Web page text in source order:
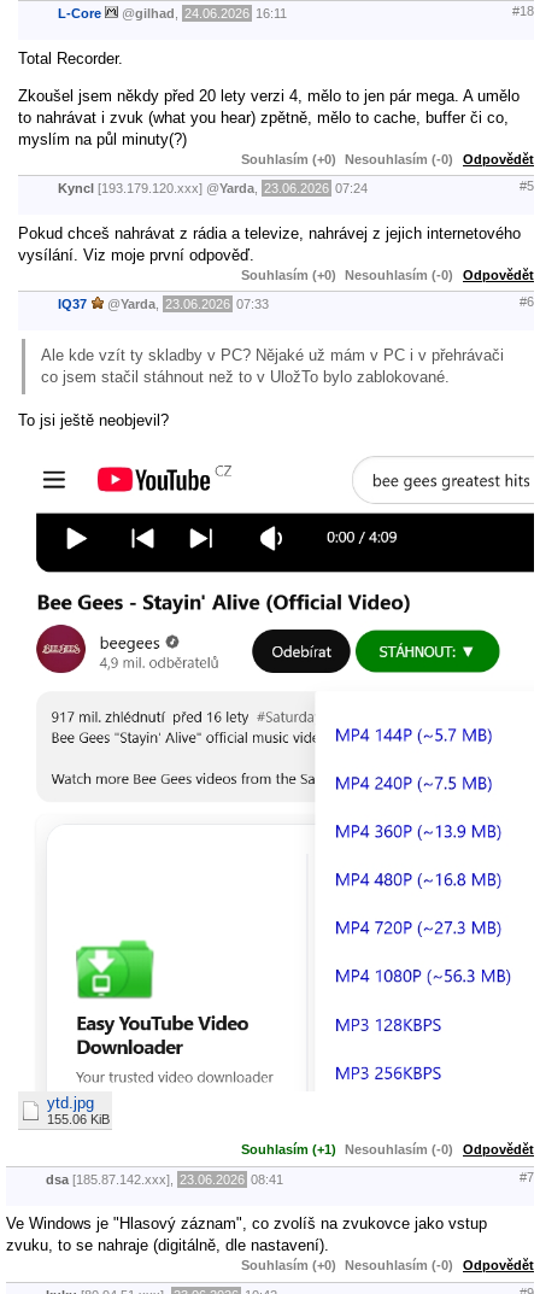
L-Core @gilhad 24.06.2026 16:11 #18
Total Recorder.
Zkoušel jsem někdy před 20 lety verzi 4, mělo to jen pár mega. A umělo
to nahrávat i zvuk (what you hear) zpětně, mělo to cache, buffer či co,
myslím na půl minuty(?)
Souhlasím (+0) Nesouhlasím (-0) Odpovědět
Kyncl [193.179.120.xxx] @Yarda 23.06.2026 07:24 #5
Pokud chceš nahrávat z rádia a televize, nahrávej z jejich internetového
vysílání. Viz moje první odpověď.
Souhlasím (+0) Nesouhlasím (-0) Odpovědět
IQ37 @Yarda 23.06.2026 07:33 #6
Ale kde vzít ty skladby v PC? Nějaké už mám v PC i v přehrávači
co jsem stačil stáhnout než to v UložTo bylo zablokované.
To jsi ještě neobjevil?
ytd.jpg
155.06 KiB
Souhlasím (+1) Nesouhlasím (-0) Odpovědět
dsa [185.87.142.xxx], 23.06.2026 08:41 #7
Ve Windows je "Hlasový záznam", co zvolíš na zvukovce jako vstup
zvuku, to se nahraje (digitálně, dle nastavení).
Souhlasím (+0) Nesouhlasím (-0) Odpovědět